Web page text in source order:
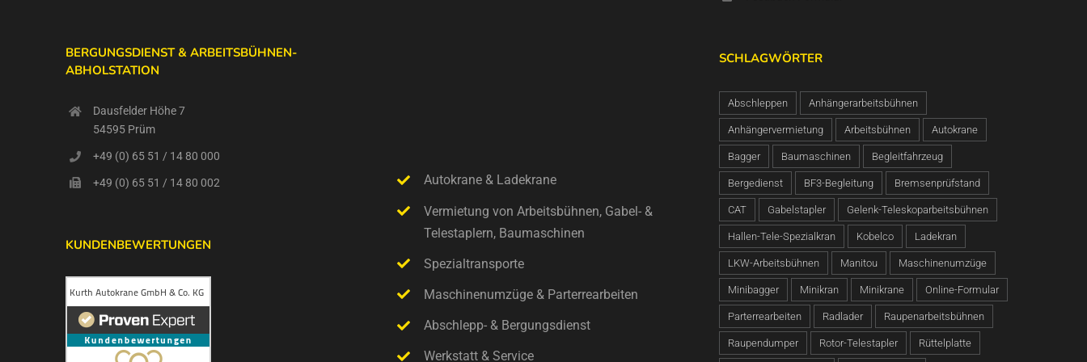
BERGUNGSDIENST & ARBEITSBÜHNEN-
ABHOLSTATION
Dausfelder Höhe 7
54595 Prüm
+49 (0) 65 51 / 14 80 000
+49 (0) 65 51 / 14 80 002
KUNDENBEWERTUNGEN
Autokrane & Ladekrane
Vermietung von Arbeitsbühnen, Gabel- &
Telestaplern, Baumaschinen
Spezialtransporte
Maschinenumzüge & Parterrearbeiten
Abschlepp- & Bergungsdienst
Werkstatt & Service
SCHLAGWÖRTER
Abschleppen Anhängerarbeitsbühnen
Anhängervermietung Arbeitsbühnen Autokrane
Bagger Baumaschinen Begleitfahrzeug
Bergedienst BF3-Begleitung Bremsenprüfstand
CAT Gabelstapler Gelenk-Teleskoparbeitsbühnen
Hallen-Tele-Spezialkran Kobelco Ladekran
LKW-Arbeitsbühnen Manitou Maschinenumzüge
Minibagger Minikran Minikrane Online-Formular
Parterrearbeiten Radlader Raupenarbeitsbühnen
Raupendumper Rotor-Telestapler Rüttelplatte